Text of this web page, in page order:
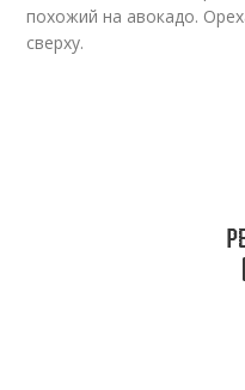
похожий на авокадо.
сверху.